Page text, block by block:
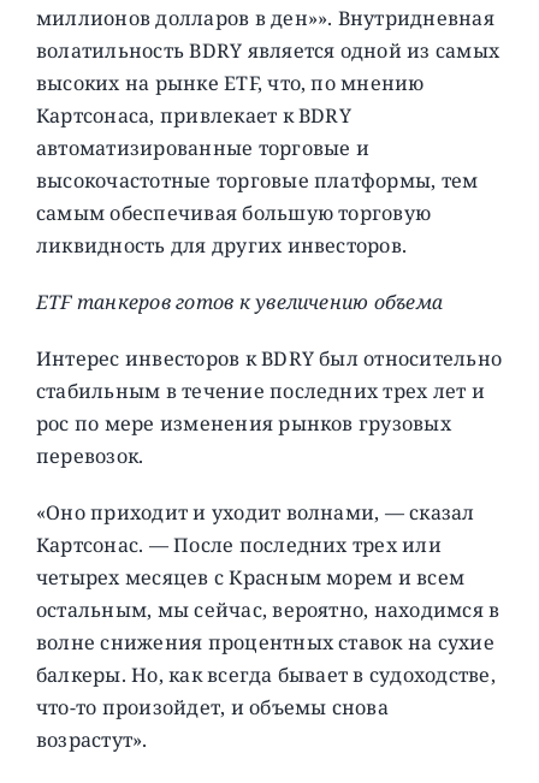
миллионов долларов в ден»». Внутридневная
волатильность BDRY является одной из самых
высоких на рынке ETF, что, по мнению
Картсонаса, привлекает к BDRY
автоматизированные торговые и
высокочастотные торговые платформы, тем
самым обеспечивая большую торговую
ликвидность для других инвесторов.
ETF танкеров готов к увеличению объема
Интерес инвесторов к BDRY был относительно
стабильным в течение последних трех лет и
рос по мере изменения рынков грузовых
перевозок.
«Оно приходит и уходит волнами, — сказал
Картсонас. — После последних трех или
четырех месяцев с Красным морем и всем
остальным, мы сейчас, вероятно, находимся в
волне снижения процентных ставок на сухие
балкеры. Но, как всегда бывает в судоходстве,
что-то произойдет, и объемы снова
возрастут».